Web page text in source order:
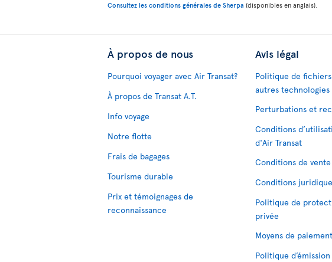
Consultez les conditions générales de Sherpa (disponibles en anglais).
À propos de nous
Pourquoi voyager avec Air Transat?
À propos de Transat A.T.
Info voyage
Notre flotte
Frais de bagages
Tourisme durable
Prix et témoignages de
reconnaissance
Avis légal
Politique de
autres technologies
Perturbations et
Conditions
d'Air Transat
Conditions de vente
Conditions
Politique de
privée
Moyens de
Politique